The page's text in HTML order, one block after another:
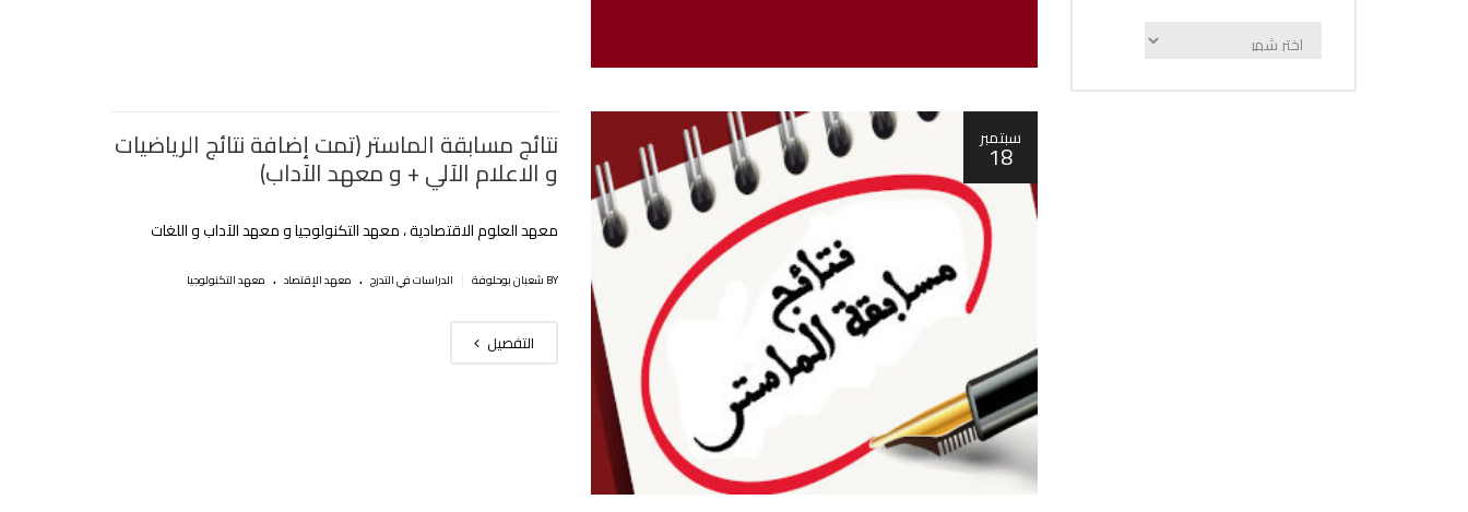
سبتمبر
18 نتائج مسابقة الماستر (تمت إضافة نتائج الرياضيات
و الاعلام الآلي + و معهد الآداب)
معهد العلوم الاقتصادية ، معهد التكنولوجيا و معهد الآداب و اللغات
BY شعبان بوحلوفة الدراسات في التدرج . معهد الإقتصاد . معهد التكنولوجيا
التفصيل
اﻷرشيف